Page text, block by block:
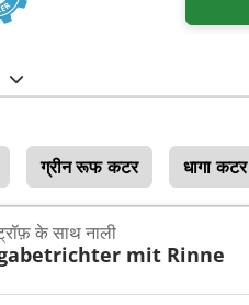
ग्रीन रूफ कटर धागा कटर
के साथ नाली
mit Rinne